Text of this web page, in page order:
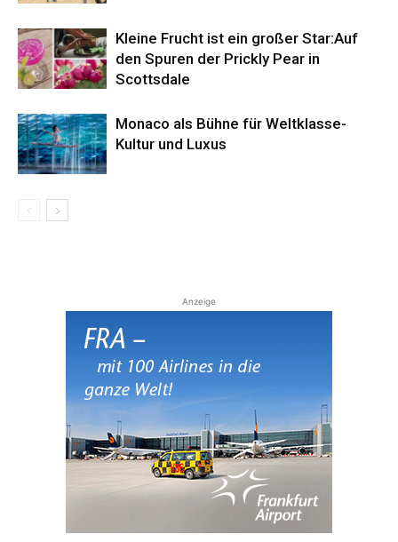
Kleine Frucht ist ein großer Star:Auf
den Spuren der Prickly Pear in
Scottsdale
Monaco als Bühne für Weltklasse-
Kultur und Luxus
Anzeige